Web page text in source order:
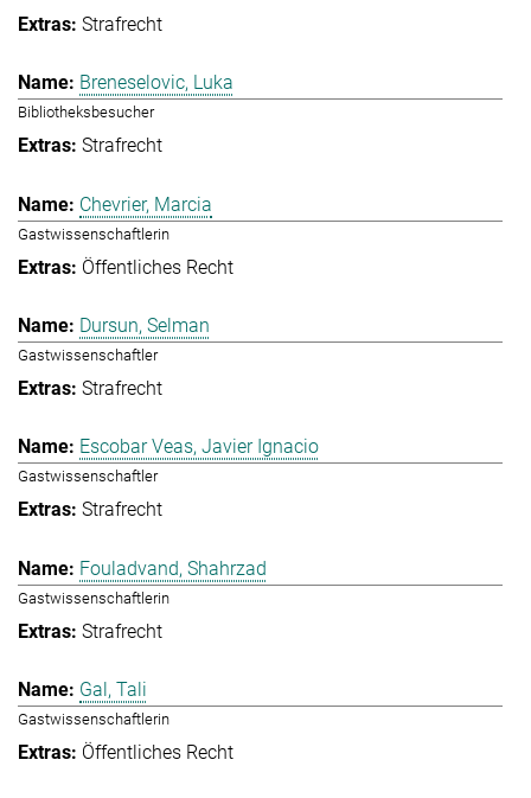
Strafrecht
Breneselovic, Luka
Bibliotheksbesucher
Strafrecht
Chevrier, Marcia
Gastwissenschaftlerin
Öffentliches Recht
Dursun, Selman
Gastwissenschaftler
Strafrecht
Escobar Veas, Javier Ignacio
Gastwissenschaftler
Strafrecht
Fouladvand, Shahrzad
Gastwissenschaftlerin
Strafrecht
Gal, Tali
Gastwissenschaftlerin
Öffentliches Recht